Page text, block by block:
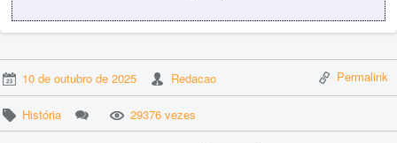
10 de outubro de 2025 Redacao Permalink
História 29376 vezes